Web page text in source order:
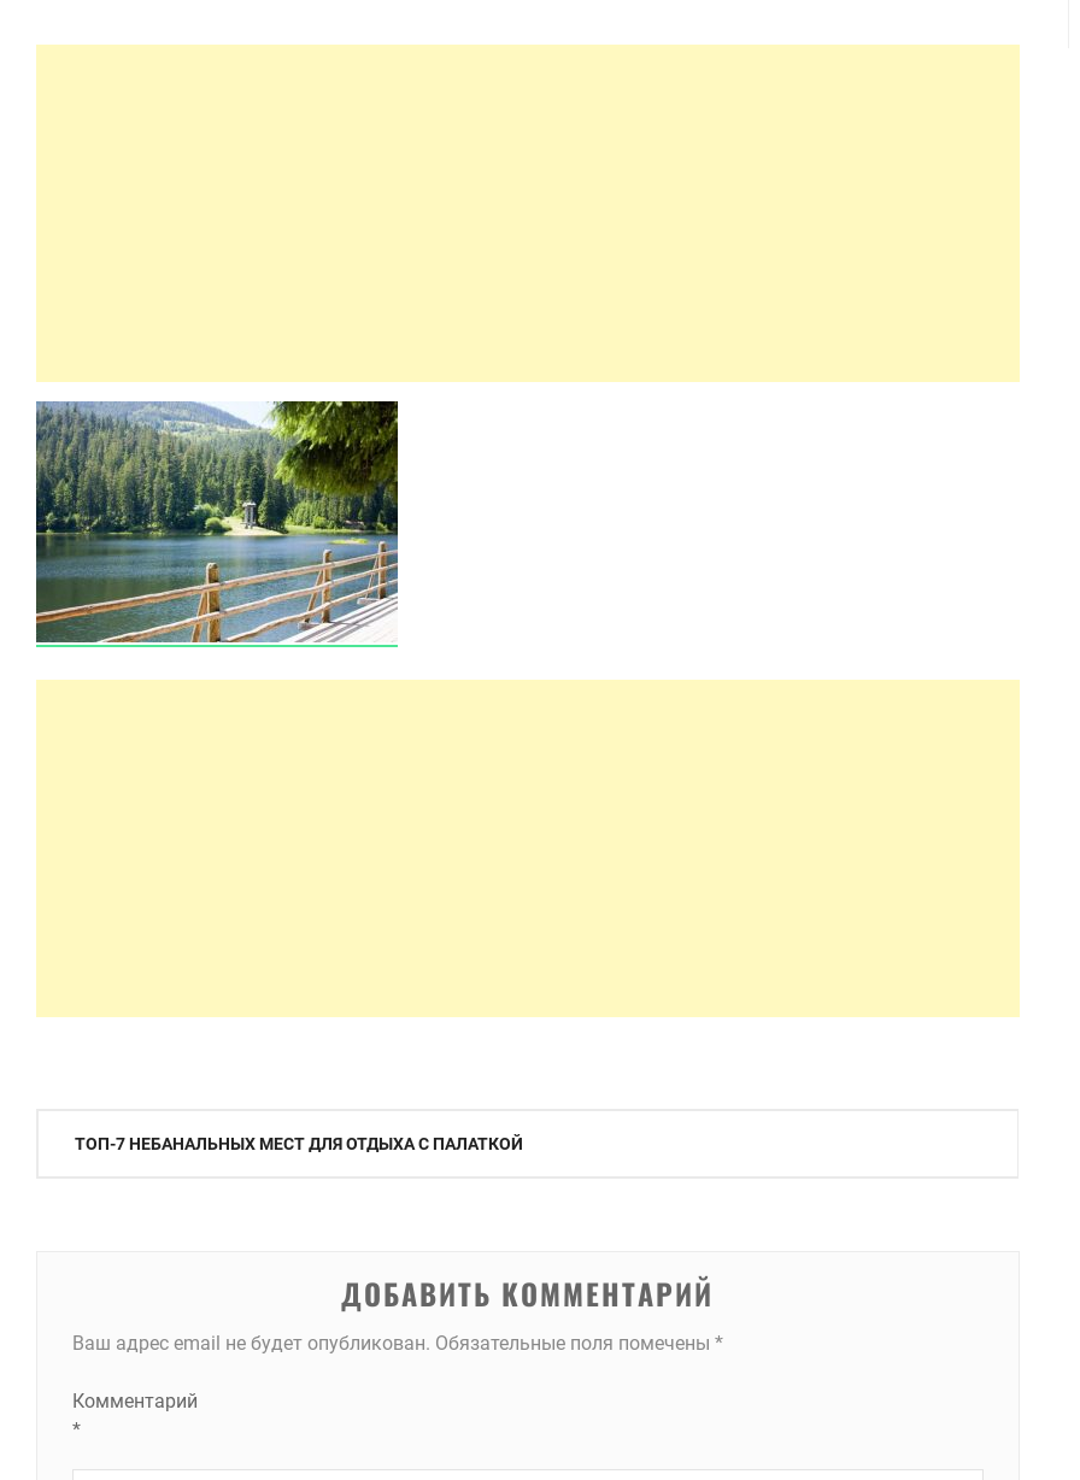
Навигация
ТОП-7 НЕБАНАЛЬНЫХ МЕСТ ДЛЯ ОТДЫХА С ПАЛАТКОЙ
ДОБАВИТЬ КОММЕНТАРИЙ
Ваш адрес email не будет опубликован. Обязательные поля помечены *
Комментарий
*